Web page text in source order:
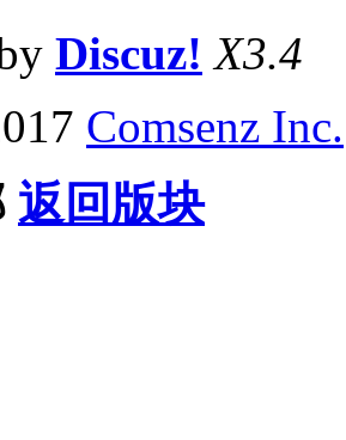
Discuz! X3.4
Comsenz Inc.
返回版块